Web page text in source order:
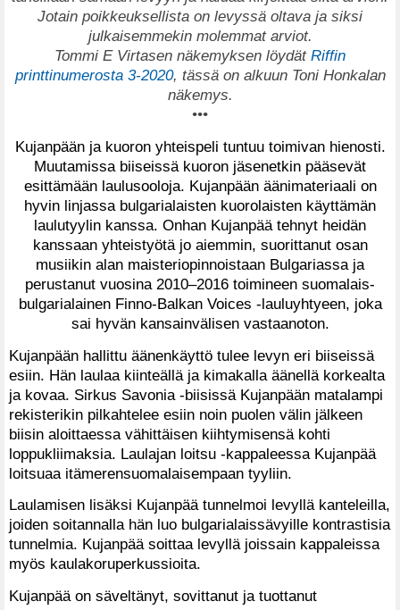
Jotain poikkeuksellista on levyssä oltava ja siksi
julkaisemmekin molemmat arviot.
Tommi E Virtasen näkemyksen löydät Riffin
printtinumerosta 3-2020, tässä on alkuun Toni Honkalan
näkemys.
•••
Kujanpään ja kuoron yhteispeli tuntuu toimivan hienosti.
Muutamissa biiseissä kuoron jäsenetkin pääsevät
esittämään laulusooloja. Kujanpään äänimateriaali on
hyvin linjassa bulgarialaisten kuorolaisten käyttämän
laulutyylin kanssa. Onhan Kujanpää tehnyt heidän
kanssaan yhteistyötä jo aiemmin, suorittanut osan
musiikin alan maisteriopinnoistaan Bulgariassa ja
perustanut vuosina 2010–2016 toimineen suomalais-
bulgarialainen Finno-Balkan Voices -lauluyhtyeen, joka
sai hyvän kansainvälisen vastaanoton.
Kujanpään hallittu äänenkäyttö tulee levyn eri biiseissä
esiin. Hän laulaa kiinteällä ja kimakalla äänellä korkealta
ja kovaa. Sirkus Savonia -biisissä Kujanpään matalampi
rekisterikin pilkahtelee esiin noin puolen välin jälkeen
biisin aloittaessa vähittäisen kiihtymisensä kohti
loppukliimaksia. Laulajan loitsu -kappaleessa Kujanpää
loitsuaa itämerensuomalaisempaan tyyliin.
Laulamisen lisäksi Kujanpää tunnelmoi levyllä kanteleilla,
joiden soitannalla hän luo bulgarialaissävyille kontrastisia
tunnelmia. Kujanpää soittaa levyllä joissain kappaleissa
myös kaulakoruperkussioita.
Kujanpää on säveltänyt, sovittanut ja tuottanut